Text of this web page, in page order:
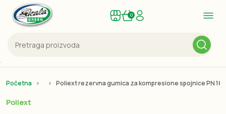
0
Početna Poliext rezervna gumica za kompresione spojnice PN 16
Poliext